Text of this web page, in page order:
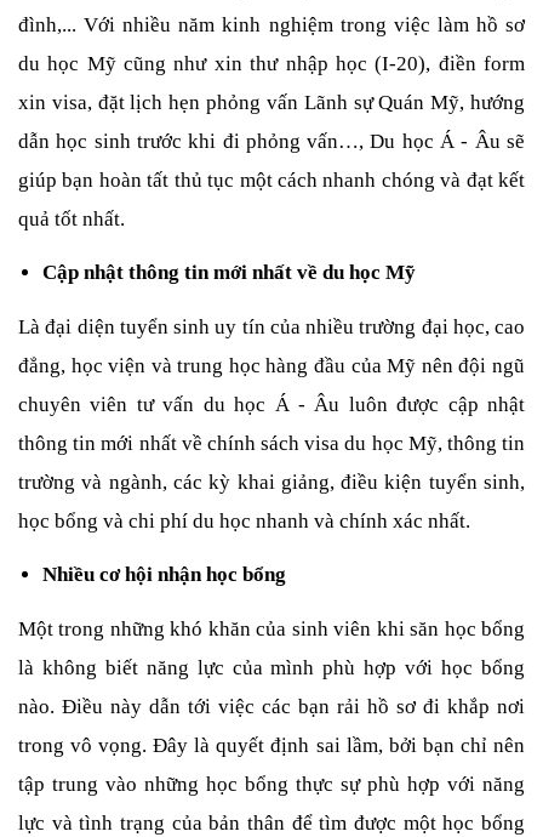
đình,... Với nhiều năm kinh nghiệm trong việc làm hồ sơ
du học Mỹ cũng như xin thư nhập học (I-20), điền form
xin visa, đặt lịch hẹn phỏng vấn Lãnh sự Quán Mỹ, hướng
dẫn học sinh trước khi đi phỏng vấn…, Du học Á - Âu sẽ
giúp bạn hoàn tất thủ tục một cách nhanh chóng và đạt kết
quả tốt nhất.
Cập nhật thông tin mới nhất về du học Mỹ
Là đại diện tuyển sinh uy tín của nhiều trường đại học, cao
đẳng, học viện và trung học hàng đầu của Mỹ nên đội ngũ
chuyên viên tư vấn du học Á - Âu luôn được cập nhật
thông tin mới nhất về chính sách visa du học Mỹ, thông tin
trường và ngành, các kỳ khai giảng, điều kiện tuyển sinh,
học bổng và chi phí du học nhanh và chính xác nhất.
Nhiều cơ hội nhận học bổng
Một trong những khó khăn của sinh viên khi săn học bổng
là không biết năng lực của mình phù hợp với học bổng
nào. Điều này dẫn tới việc các bạn rải hồ sơ đi khắp nơi
trong vô vọng. Đây là quyết định sai lầm, bởi bạn chỉ nên
tập trung vào những học bổng thực sự phù hợp với năng
lực và tình trạng của bản thân để tìm được một học bổng